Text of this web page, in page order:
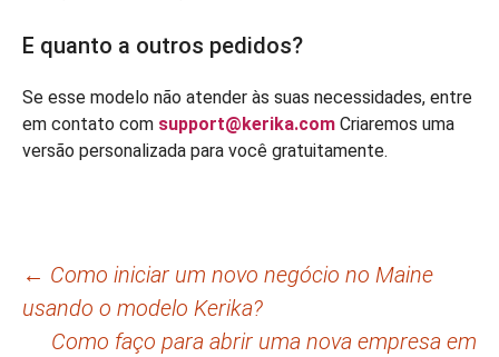
E quanto a outros pedidos?
Se esse modelo não atender às suas necessidades, entre
em contato com support@kerika.com Criaremos uma
versão personalizada para você gratuitamente.
Navegação
de
← Como iniciar um novo negócio no Maine
usando o modelo Kerika?
Como faço para abrir uma nova empresa em